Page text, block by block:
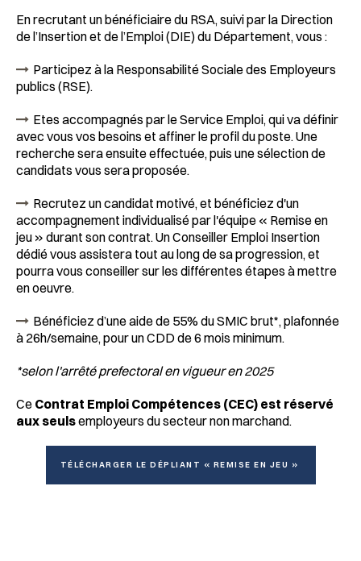
En recrutant un bénéficiaire du RSA, suivi par la Direction
de l’Insertion et de l’Emploi (DIE) du Département, vous :
Participez à la Responsabilité Sociale des Employeurs
publics (RSE).
Etes accompagnés par le Service Emploi, qui va définir
avec vous vos besoins et affiner le profil du poste. Une
recherche sera ensuite effectuée, puis une sélection de
candidats vous sera proposée.
Recrutez un candidat motivé, et bénéficiez d'un
accompagnement individualisé par l'équipe « Remise en
jeu » durant son contrat. Un Conseiller Emploi Insertion
dédié vous assistera tout au long de sa progression, et
pourra vous conseiller sur les différentes étapes à mettre
en oeuvre.
Bénéficiez d’une aide de 55% du SMIC brut*, plafonnée
à 26h/semaine, pour un CDD de 6 mois minimum.
*selon l'arrêté prefectoral en vigueur en 2025
Ce Contrat Emploi Compétences (CEC) est réservé
aux seulsemployeurs du secteur non marchand.
TÉLÉCHARGER LE DÉPLIANT « REMISE EN JEU »